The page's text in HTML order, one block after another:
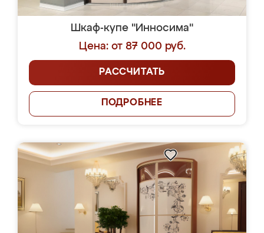
Шкаф-купе "Инносима"
Цена: от 87 000 руб.
РАССЧИТАТЬ
ПОДРОБНЕЕ